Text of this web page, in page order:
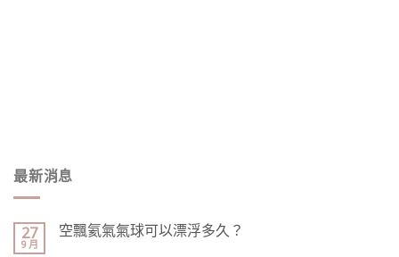
最新消息
27
9 月
空飄氦氣氣球可以漂浮多久？